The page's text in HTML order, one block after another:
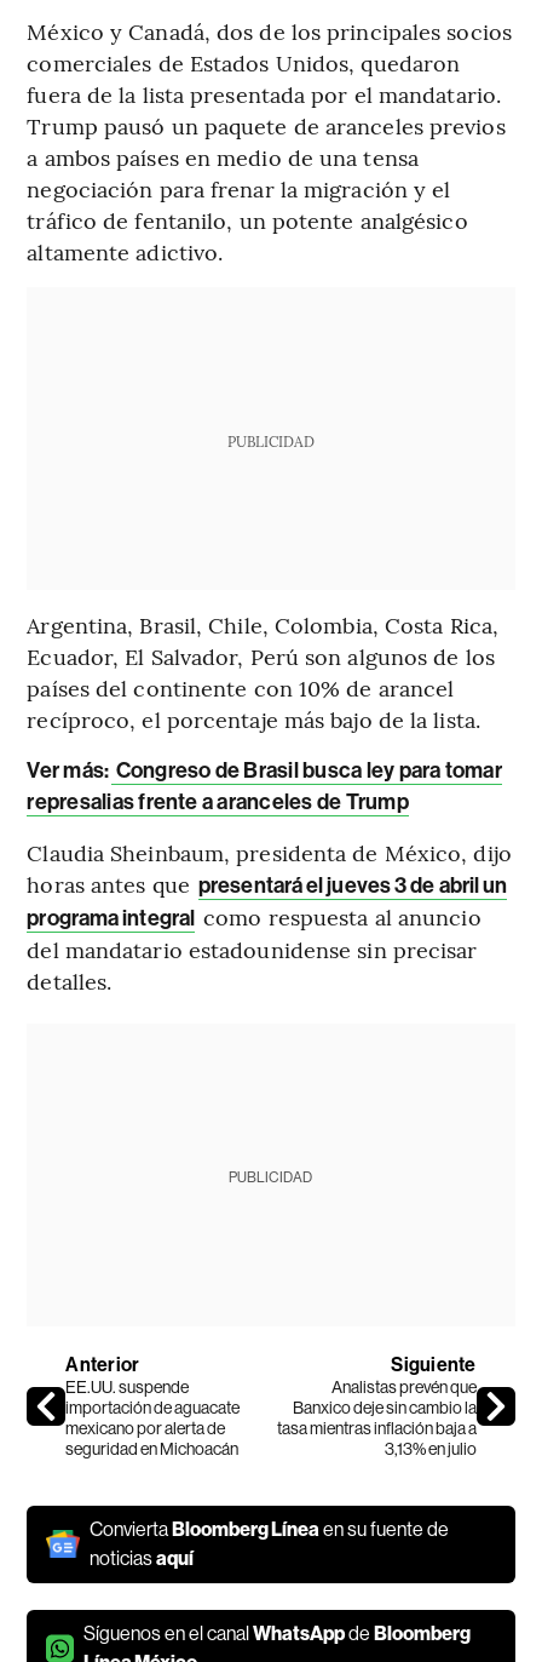
México y Canadá, dos de los principales socios
comerciales de Estados Unidos, quedaron
fuera de la lista presentada por el mandatario.
Trump pausó un paquete de aranceles previos
a ambos países en medio de una tensa
negociación para frenar la migración y el
tráfico de fentanilo, un potente analgésico
altamente adictivo.
PUBLICIDAD
Argentina, Brasil, Chile, Colombia, Costa Rica,
Ecuador, El Salvador, Perú son algunos de los
países del continente con 10% de arancel
recíproco, el porcentaje más bajo de la lista.
Ver más: Congreso de Brasil busca ley para tomar
represalias frente a aranceles de Trump
Claudia Sheinbaum, presidenta de México, dijo
horas antes que presentará el jueves 3 de abril un
programa integral como respuesta al anuncio
del mandatario estadounidense sin precisar
detalles.
PUBLICIDAD
Anterior
EE.UU. suspende
importación de aguacate
mexicano por alerta de
seguridad en Michoacán
Siguiente
Analistas prevén que
Banxico deje sin cambio la
tasa mientras inflación baja a
3,13% en julio
ConviertaBloomberg Línea en su fuente de
noticiasaquí
Síguenos en el canalWhatsAppdeBloomberg